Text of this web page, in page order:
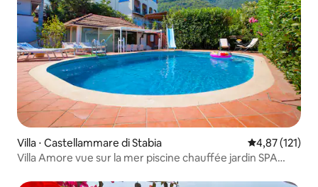
Villa ⋅ Castellammare di Stabia Évaluation
4,87 (121)
Villa Amore vue sur la mer piscine chauffée jardin SPA